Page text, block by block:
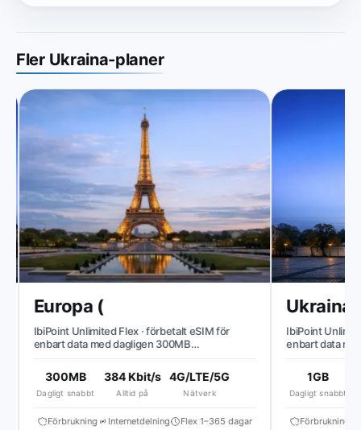
Fler Ukraina-planer
Europa (
IbiPoint Unlimited Flex · förbetalt eSIM för
enbart data med dagligen 300MB
hastighet till ~384 Kbit/s*
300MB
Dagligt snabbt
384 Kbit/s
Alltid på
4G/LTE/5G
Nätverk
Förbrukning Internetdelning Flex 1–365 dagar
Ukraina
IbiPoint
enbart data med
hastighet till
1GB
Dagligt snabbt
Förbrukning